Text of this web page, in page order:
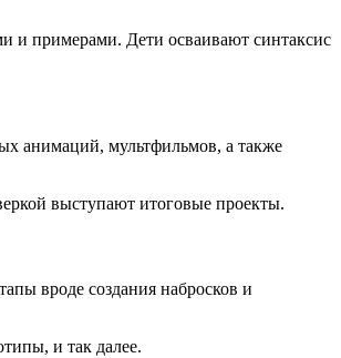
и примерами. Дети осваивают синтаксис
анимаций, мультфильмов, а также
выступают итоговые проекты.
вроде создания набросков и
и так далее.